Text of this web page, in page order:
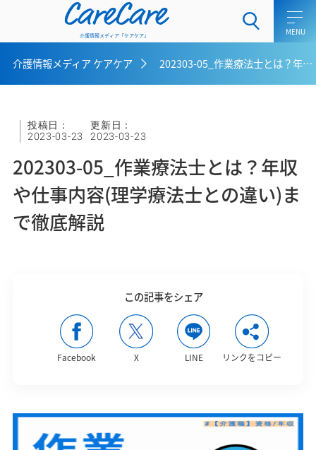
CareCare
介護情報メディア「ケアケア」
ホーム
介護士向けコラム
一般介護向けコラム
ケアラー向けコラム
介護用語集
介護情報メディア ケアケア 202303-05_作業療法士とは？年収や仕事内容(理学療法士との違い)まで徹底解説
投稿日：
2023-03-23
更新日：
2023-03-23
202303-05_作業療法士とは？年収
や仕事内容(理学療法士との違い)ま
で徹底解説
この記事をシェア
Facebook X LINE リンクをコピー